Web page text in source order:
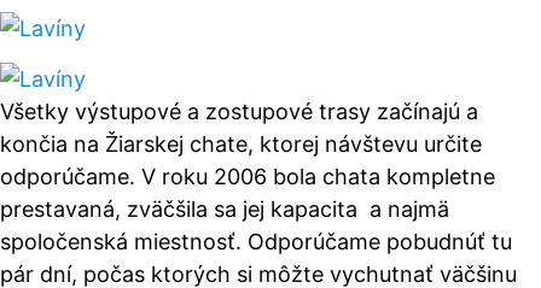
Všetky výstupové a zostupové trasy začínajú a
končia na Žiarskej chate, ktorej návštevu určite
odporúčame. V roku 2006 bola chata kompletne
prestavaná, zväčšila sa jej kapacita a najmä
spoločenská miestnosť. Odporúčame pobudnúť tu
pár dní, počas ktorých si môžte vychutnať väčšinu